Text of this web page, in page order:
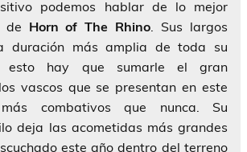
podemos hablar de lo mejor
de Horn of The Rhino. Sus largos
duración más amplia de toda su
esto hay que sumarle el gran
vascos que se presentan en este
combativos que nunca. Su
deja las acometidas más grandes
este año dentro del terreno